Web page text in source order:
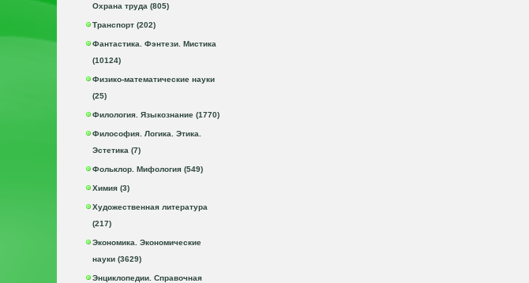
Охрана труда (805)
Транспорт (202)
Фантастика. Фэнтези. Мистика
(10124)
Физико-математические науки
(25)
Филология. Языкознание (1770)
Философия. Логика. Этика.
Эстетика (7)
Фольклор. Мифология (549)
Химия (3)
Художественная литература
(217)
Экономика. Экономические
науки (3629)
Энциклопедии. Справочная